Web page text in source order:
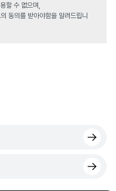
할 수 없으며,
동의를 받아야함을 알려드립니